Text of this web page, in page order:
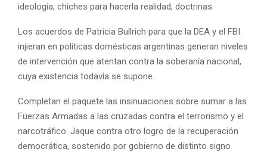
ideología, chiches para hacerla realidad, doctrinas.
Los acuerdos de Patricia Bullrich para que la DEA y el FBI
injieran en políticas domésticas argentinas generan niveles
de intervención que atentan contra la soberanía nacional,
cuya existencia todavía se supone.
Completan el paquete las insinuaciones sobre sumar a las
Fuerzas Armadas a las cruzadas contra el terrorismo y el
narcotráfico. Jaque contra otro logro de la recuperación
democrática, sostenido por gobierno de distinto signo